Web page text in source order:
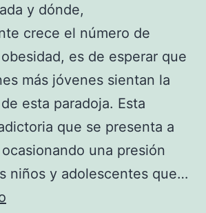
y dónde,
crece el número de
es de esperar que
más jóvenes sientan la
esta paradoja. Esta
que se presenta a
una presión
niños y adolescentes que…